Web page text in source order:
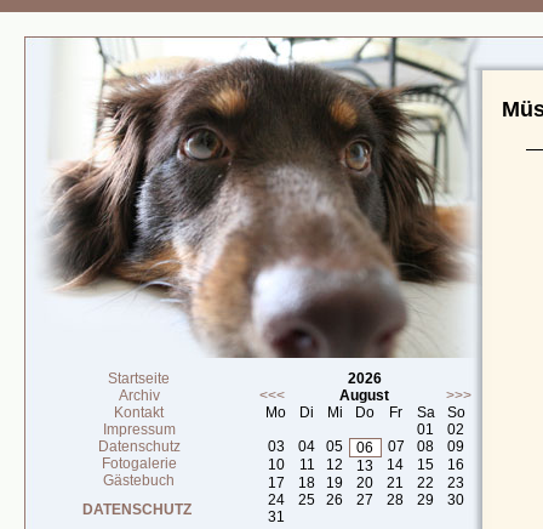
Startseite
Archiv
Kontakt
Impressum
Datenschutz
Fotogalerie
Gästebuch
DATENSCHUTZ
2026
<<<
August
>>>
Mo
Di Mi Do Fr Sa
So
01
02
03
04 05 06 07 08
09
10
11 12 13 14 15
16
17
18 19 20 21 22
23
24
25 26 27 28 29
30
31